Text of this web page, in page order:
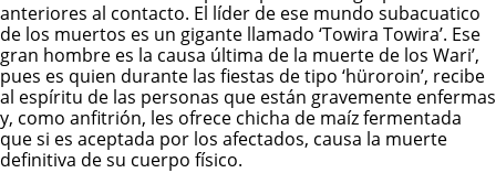
anteriores al contacto. El líder de ese mundo subacuatico
de los muertos es un gigante llamado ‘Towira Towira’. Ese
gran hombre es la causa última de la muerte de los Wari’,
pues es quien durante las fiestas de tipo ‘hüroroin’, recibe
al espíritu de las personas que están gravemente enfermas
y, como anfitrión, les ofrece chicha de maíz fermentada
que si es aceptada por los afectados, causa la muerte
definitiva de su cuerpo físico.